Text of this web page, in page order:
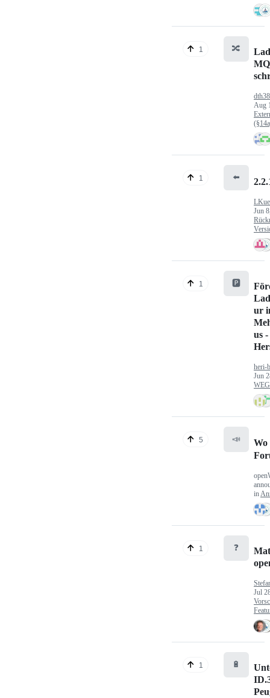
1 🔀
Aug
1 ⬅️
Jun
1 🅿️
ur
us -
heri-
Jun
5 📣
Wo
in
1 ❓
Jul
1 🔋